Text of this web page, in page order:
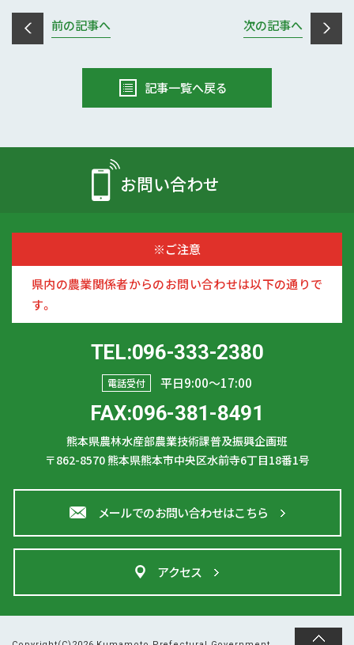
前の記事へ 次の記事へ
記事一覧へ戻る
お問い合わせ
※ご注意
県内の農業関係者からのお問い合わせは以下の通りで
す。
TEL:096-333-2380
電話受付 平日9:00〜17:00
FAX:096-381-8491
熊本県農林水産部農業技術課普及振興企画班
〒862-8570熊本県熊本市中央区水前寺6丁目18番1号
メールでのお問い合わせはこちら
アクセス